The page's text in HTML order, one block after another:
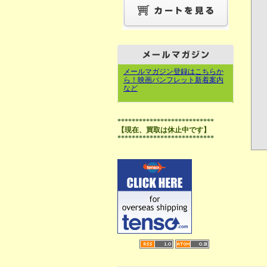
メールマガジン登録はこちらか
ら！映画パンフレット新着案内
など
***************************
【現在、買取は休止中です】
***************************